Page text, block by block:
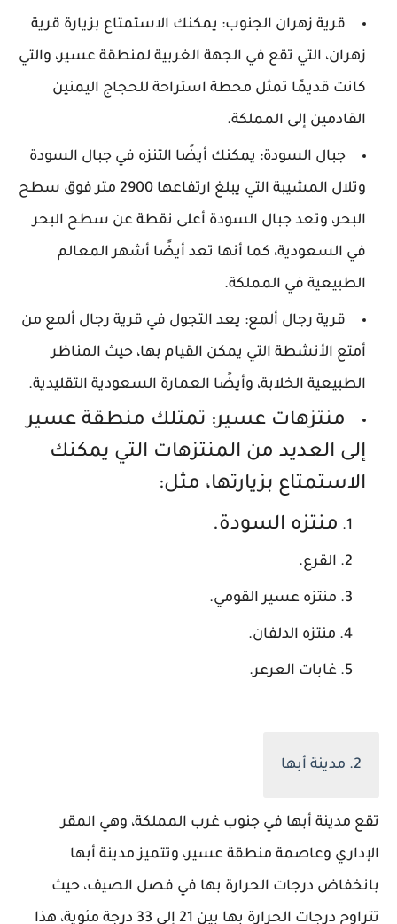
قرية زهران الجنوب: يمكنك الاستمتاع بزيارة قرية
زهران، التي تقع في الجهة الغربية لمنطقة عسير، والتي
كانت قديمًا تمثل محطة استراحة للحجاج اليمنين
القادمين إلى المملكة.
جبال السودة: يمكنك أيضًا التنزه في جبال السودة
وتلال المشيبة التي يبلغ ارتفاعها 2900 متر فوق سطح
البحر، وتعد جبال السودة أعلى نقطة عن سطح البحر
في السعودية، كما أنها تعد أيضًا أشهر المعالم
الطبيعية في المملكة.
قرية رجال ألمع: يعد التجول في قرية رجال ألمع من
أمتع الأنشطة التي يمكن القيام بها، حيث المناظر
الطبيعية الخلابة، وأيضًا العمارة السعودية التقليدية.
منتزهات عسير: تمتلك منطقة عسير
إلى العديد من المنتزهات التي يمكنك
الاستمتاع بزيارتها، مثل:
منتزه السودة.
القرع.
منتزه عسير القومي.
منتزه الدلفان.
غابات العرعر.
2. مدينة أبها
تقع مدينة أبها في جنوب غرب المملكة، وهي المقر
الإداري وعاصمة منطقة عسير، وتتميز مدينة أبها
بانخفاض درجات الحرارة بها في فصل الصيف، حيث
تتراوح درجات الحرارة بها بين 21 إلى 33 درجة مئوية، هذا